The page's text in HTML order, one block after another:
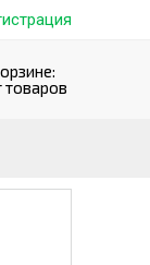
товаров